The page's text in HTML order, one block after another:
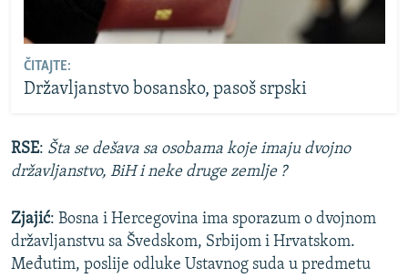
ČITAJTE:
Državljanstvo bosansko, pasoš srpski
RSE: Šta se dešava sa osobama koje imaju dvojno
državljanstvo, BiH i neke druge zemlje ?
Zjajić: Bosna i Hercegovina ima sporazum o dvojnom
državljanstvu sa Švedskom, Srbijom i Hrvatskom.
Međutim, poslije odluke Ustavnog suda u predmetu